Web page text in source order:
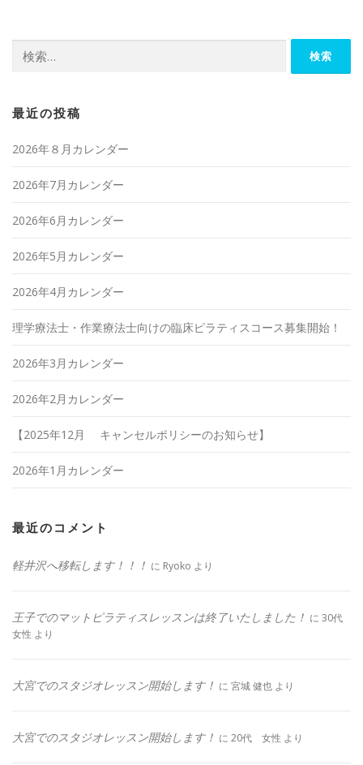
索:
最近の投稿
2026年８月カレンダー
2026年7月カレンダー
2026年6月カレンダー
2026年5月カレンダー
2026年4月カレンダー
理学療法士・作業療法士向けの臨床ピラティスコース募集開始！
2026年3月カレンダー
2026年2月カレンダー
【2025年12月 キャンセルポリシーのお知らせ】
2026年1月カレンダー
最近のコメント
軽井沢へ移転します！！！ に Ryoko より
王子でのマットピラティスレッスンは終了いたしました！ に 30代
女性 より
大宮でのスタジオレッスン開始します！ に 宮城 健也 より
大宮でのスタジオレッスン開始します！ に 20代 女性 より